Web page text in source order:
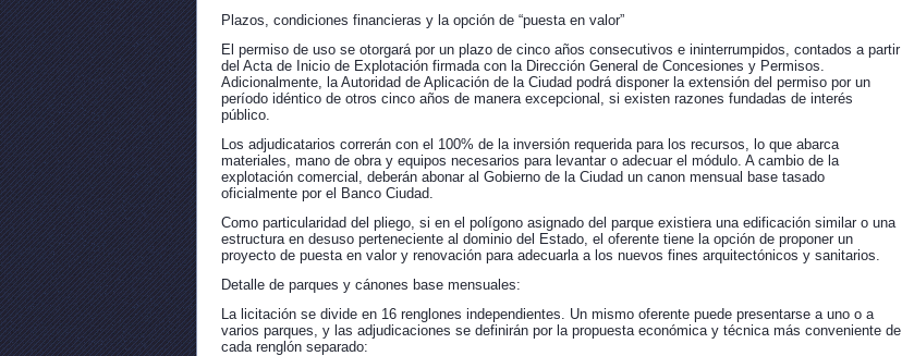
Plazos, condiciones financieras y la opción de “puesta en valor”
El permiso de uso se otorgará por un plazo de cinco años consecutivos e ininterrumpidos, contados a partir
del Acta de Inicio de Explotación firmada con la Dirección General de Concesiones y Permisos.
Adicionalmente, la Autoridad de Aplicación de la Ciudad podrá disponer la extensión del permiso por un
período idéntico de otros cinco años de manera excepcional, si existen razones fundadas de interés
público.
Los adjudicatarios correrán con el 100% de la inversión requerida para los recursos, lo que abarca
materiales, mano de obra y equipos necesarios para levantar o adecuar el módulo. A cambio de la
explotación comercial, deberán abonar al Gobierno de la Ciudad un canon mensual base tasado
oficialmente por el Banco Ciudad.
Como particularidad del pliego, si en el polígono asignado del parque existiera una edificación similar o una
estructura en desuso perteneciente al dominio del Estado, el oferente tiene la opción de proponer un
proyecto de puesta en valor y renovación para adecuarla a los nuevos fines arquitectónicos y sanitarios.
Detalle de parques y cánones base mensuales:
La licitación se divide en 16 renglones independientes. Un mismo oferente puede presentarse a uno o a
varios parques, y las adjudicaciones se definirán por la propuesta económica y técnica más conveniente de
cada renglón separado: